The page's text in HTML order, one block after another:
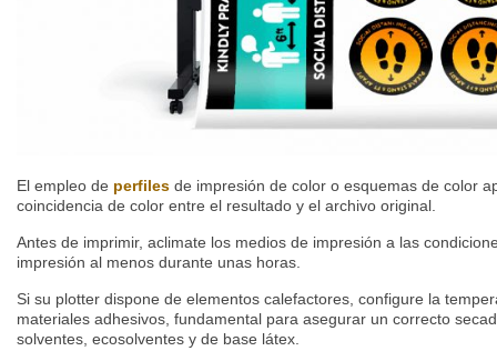
El empleo de perfiles de impresión de color o esquemas de color
coincidencia de color entre el resultado y el archivo original.
Antes de imprimir, aclimate los medios de impresión a las
impresión al menos durante unas horas.
Si su plotter dispone de elementos calefactores, configure la
materiales adhesivos, fundamental para asegurar un correcto
solventes, ecosolventes y de base látex.